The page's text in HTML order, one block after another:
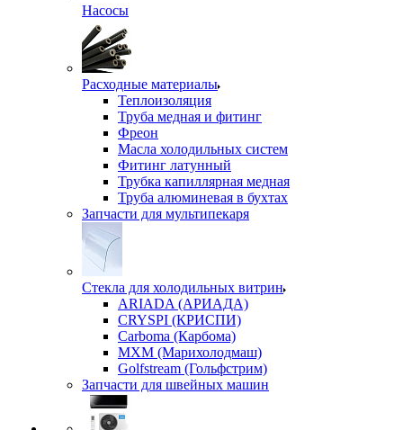
Насосы
Расходные материалы
Теплоизоляция
Труба медная и фитинг
Фреон
Масла холодильных систем
Фитинг латунный
Трубка капиллярная медная
Труба алюминевая в бухтах
Запчасти для мультипекаря
Стекла для холодильных витрин
ARIADA (АРИАДА)
CRYSPI (КРИСПИ)
Carboma (Карбома)
MXM (Марихолодмаш)
Golfstream (Гольфстрим)
Запчасти для швейных машин